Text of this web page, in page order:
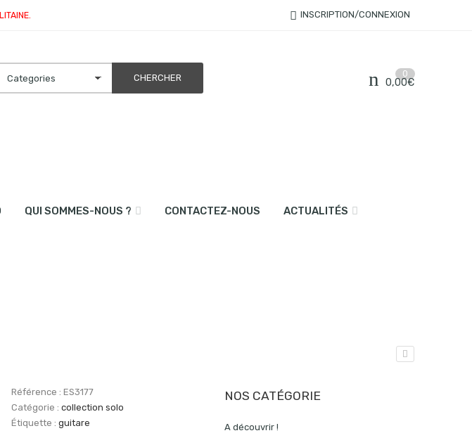
INSCRIPTION/CONNEXION
0
0,00€
QUI SOMMES-NOUS ? CONTACTEZ-NOUS ACTUALITÉS
Référence : ES3177
Catégorie : collection solo
Étiquette : guitare
NOS CATÉGORIE
A découvrir !